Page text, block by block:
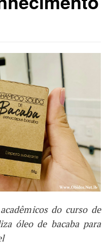
do curso de
óleo de bacaba para